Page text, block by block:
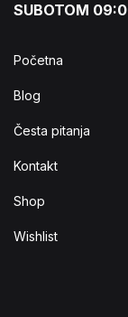
SUBOTOM
Početna
Blog
Česta pitanja
Kontakt
Shop
Wishlist